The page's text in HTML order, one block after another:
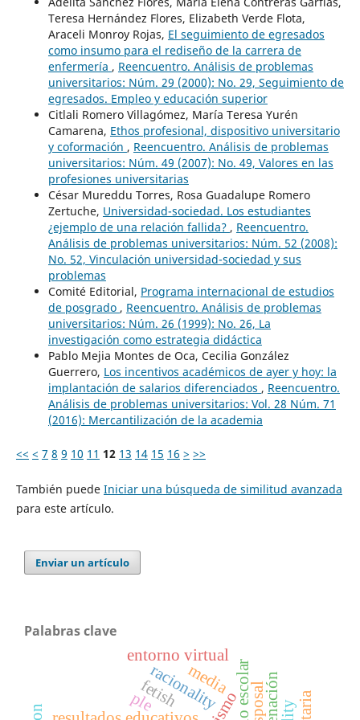
Teresa Hernández Flores, Elizabeth Verde Flota,
Araceli Monroy Rojas, El seguimiento de egresados
como insumo para el rediseño de la carrera de
enfermería , Reencuentro. Análisis de problemas
universitarios: Núm. 29 (2000): No. 29, Seguimiento de
egresados. Empleo y educación superior
Citlali Romero Villagómez, María Teresa Yurén
Camarena, Ethos profesional, dispositivo universitario
y coformación , Reencuentro. Análisis de problemas
universitarios: Núm. 49 (2007): No. 49, Valores en las
profesiones universitarias
César Mureddu Torres, Rosa Guadalupe Romero
Zertuche, Universidad-sociedad. Los estudiantes
¿ejemplo de una relación fallida? , Reencuentro.
Análisis de problemas universitarios: Núm. 52 (2008):
No. 52, Vinculación universidad-sociedad y sus
problemas
Comité Editorial, Programa internacional de estudios
de posgrado , Reencuentro. Análisis de problemas
universitarios: Núm. 26 (1999): No. 26, La
investigación como estrategia didáctica
Pablo Mejia Montes de Oca, Cecilia González
Guerrero, Los incentivos académicos de ayer y hoy: la
implantación de salarios diferenciados , Reencuentro.
Análisis de problemas universitarios: Vol. 28 Núm. 71
(2016): Mercantilización de la academia
<< < 7 8 9 10 11 12 13 14 15 16 > >>
También puede Iniciar una búsqueda de similitud avanzada
para este artículo.
Enviar un artículo
Palabras clave
racionality
fetish disposal
media
ple
entorno virtual